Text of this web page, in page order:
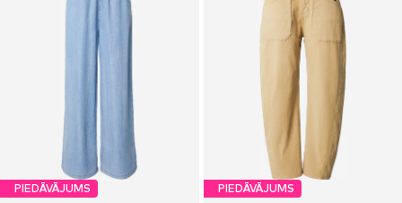
PIEDĀVĀJUMS PIEDĀVĀJUMS